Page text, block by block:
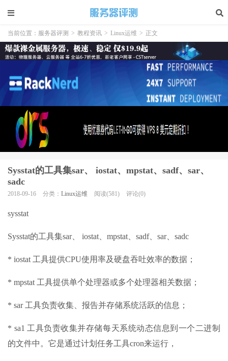
当前位置： 服务器评测 > 教程资讯 > Linux运维 > 正文
Sysstat的工具集sar、 iostat、mpstat、sadf、sar、
sadc
2018-09-16 分类： Linux运维 阅读(581) 评论(0)
sysstat
Sysstat的工具集sar、 iostat、mpstat、sadf、sar、sadc
* iostat 工具提供CPU使用率及硬盘吞吐效率的数据；
* mpstat 工具提供单个处理器或多个处理器相关数据；
* sar 工具负责收集、报告并存储系统活跃的信息；
* sa1 工具负责收集并存储每天系统动态信息到一个二进制
的文件中。它是通过计划任务工具cron来运行，